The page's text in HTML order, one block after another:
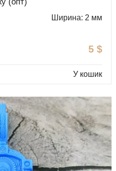
(опт)
Ширина: 2 мм
5 $
У кошик